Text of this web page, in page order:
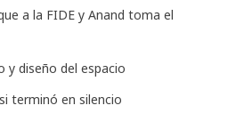
a la FIDE y Anand toma el
y diseño del espacio
terminó en silencio